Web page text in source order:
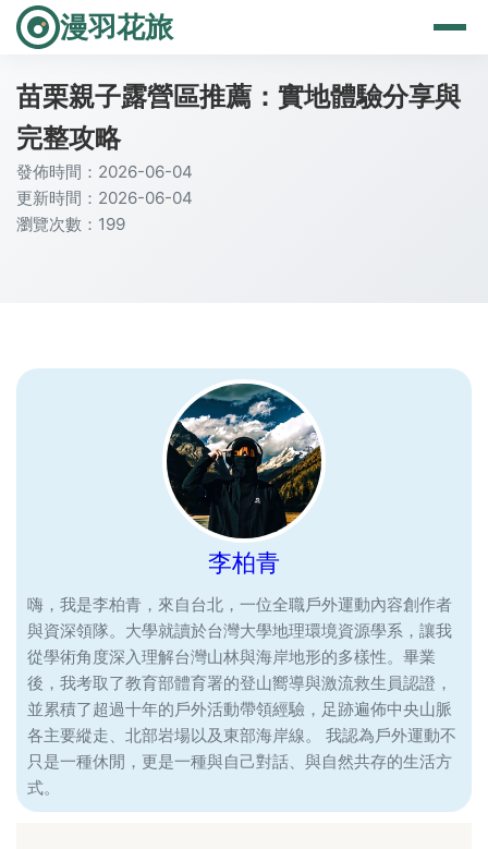
漫羽花旅
苗栗親子露營區推薦：實地體驗分享與
完整攻略
發佈時間：2026-06-04
更新時間：2026-06-04
瀏覽次數：199
李柏青
嗨，我是李柏青，來自台北，一位全職戶外運動內容創作者
與資深領隊。大學就讀於台灣大學地理環境資源學系，讓我
從學術角度深入理解台灣山林與海岸地形的多樣性。畢業
後，我考取了教育部體育署的登山嚮導與激流救生員認證，
並累積了超過十年的戶外活動帶領經驗，足跡遍佈中央山脈
各主要縱走、北部岩場以及東部海岸線。 我認為戶外運動不
只是一種休閒，更是一種與自己對話、與自然共存的生活方
式。